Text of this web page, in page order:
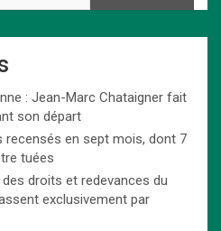
: Jean-Marc Chataigner fait
son départ
recensés en sept mois, dont 7
tuées
droits et redevances du
exclusivement par